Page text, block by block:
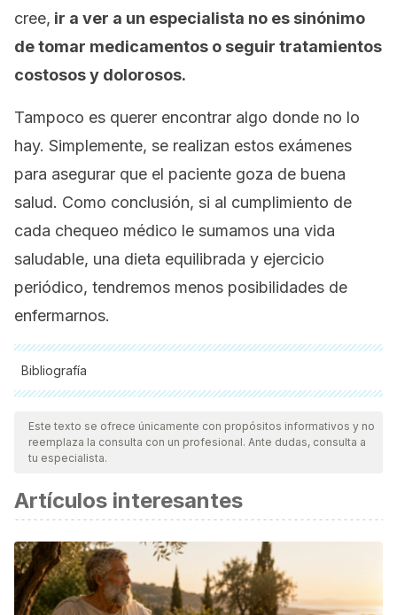
cree, ir a ver a un especialista no es sinónimo
de tomar medicamentos o seguir tratamientos
costosos y dolorosos.
Tampoco es querer encontrar algo donde no lo
hay. Simplemente, se realizan estos exámenes
para asegurar que el paciente goza de buena
salud. Como conclusión, si al cumplimiento de
cada chequeo médico le sumamos una vida
saludable, una dieta equilibrada y ejercicio
periódico, tendremos menos posibilidades de
enfermarnos.
Bibliografía
Todas las fuentes citadas fueron revisadas a profundidad por
nuestro equipo, para asegurar su calidad, confiabilidad,
vigencia y validez.La bibliografía de este artículo fue
científica.
INE. (2009). Un chequeo a los españoles. Cifras INE, 1–12.
Retrieved from http://www.ine.es/revistas/cifraine/0209.pdf
Vignolio, J., Vacarezza, M., Álvarez, C., y Sosa, A. (2011).
Niveles de atención, de prevención y atención primaria de
Este texto se ofrece únicamente con propósitos informativos y no
reemplaza la consulta con un profesional. Ante dudas, consulta a
tu especialista.
Artículos interesantes